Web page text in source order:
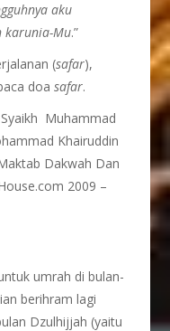
aku
karunia-Mu.”
(safar),
doasafar.
Muhammad
Khairuddin
Dakwah Dan
2009 –
umrah di bulan-
berihram lagi
Dzulhijjah (yaitu